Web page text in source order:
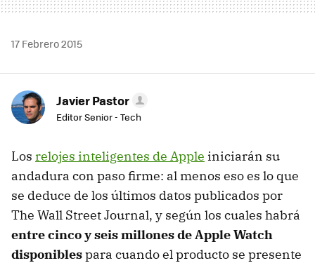
17 Febrero 2015
Javier Pastor
Editor Senior - Tech
Los relojes inteligentes de Apple iniciarán su
andadura con paso firme: al menos eso es lo que
se deduce de los últimos datos publicados por
The Wall Street Journal, y según los cuales habrá
entre cinco y seis millones de Apple Watch
disponiblespara cuando el producto se presente